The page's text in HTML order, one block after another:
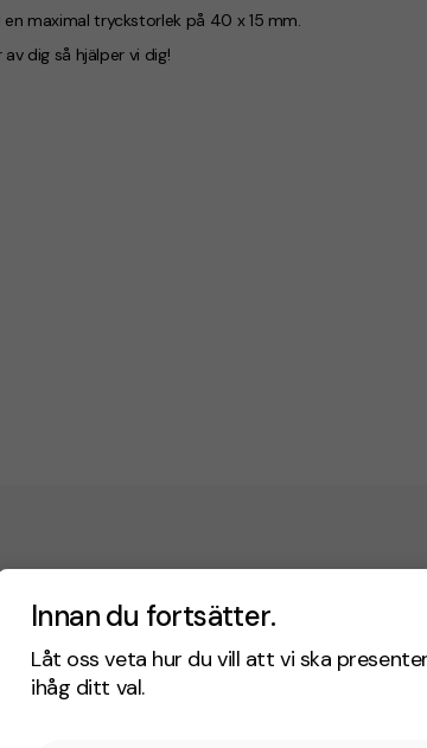
Innan du fortsätter.
Låt oss veta hur du vill att vi ska
ihåg ditt val.
maximal tryckstorlek på 40 x 15 mm.
dig så hjälper vi dig!